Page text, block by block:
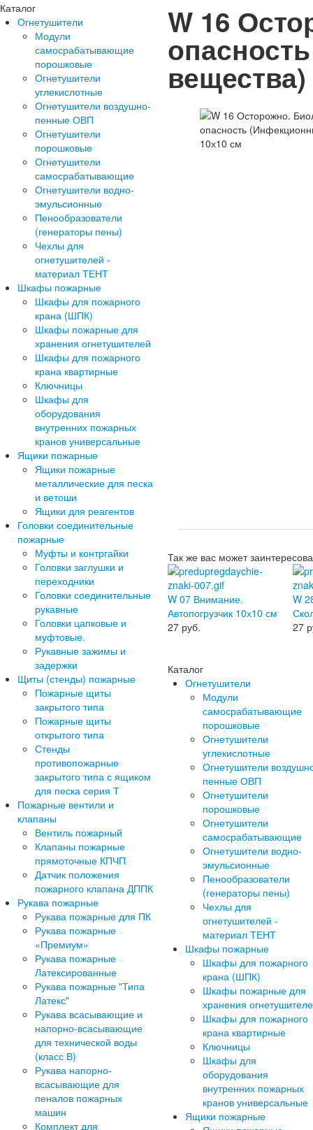
Каталог
Огнетушители
Модули
самосрабатывающие
порошковые
Огнетушители
углекислотные
Огнетушители воздушно-
пенные ОВП
Огнетушители
порошковые
Огнетушители
самосрабатывающие
Огнетушители водно-
эмульсионные
Пенообразователи
(генераторы пены)
Чехлы для
огнетушителей -
материал ТЕНТ
Шкафы пожарные
Шкафы для пожарного
крана (ШПК)
Шкафы пожарные для
хранения огнетушителей
Шкафы для пожарного
крана квартирные
Ключницы
Шкафы для
оборудования
внутренних пожарных
кранов универсальные
Ящики пожарные
Ящики пожарные
металлические для песка
и ветоши
Ящики для реагентов
Головки соединительные
пожарные
Муфты и контргайки
Головки заглушки и
переходники
Головки соединительные
рукавные
Головки цапковые и
муфтовые.
Рукавные зажимы и
задержки
Щиты (стенды) пожарные
Пожарные щиты
закрытого типа
Пожарные щиты
открытого типа
Стенды
противопожарные
закрытого типа с ящиком
для песка серия Т
Пожарные вентили и
клапаны
Вентиль пожарный
Клапаны пожарные
прямоточные КПЧП
Датчик положения
пожарного клапана ДППК
Рукава пожарные
Рукава пожарные для ПК
Рукава пожарные
«Премиум»
Рукава пожарные
Латексированные
Рукава пожарные "Типа
Латекс"
Рукава всасывающие и
напорно-всасывающие
для технической воды
(класс В)
Рукава напорно-
всасывающие для
пеналов пожарных
машин
Комплект для
W 16
Так же вас может
W 07 Внимание.
Автопогрузчик 10х10 см
27 руб.
W
27
Каталог
Огнетушители
Модули
самосрабатывающие
порошковые
Огнетушители
углекислотные
Огнетушители
пенные ОВП
Огнетушители
порошковые
Огнетушители
самосрабатывающие
Огнетушители водно-
эмульсионные
Пенообразователи
(генераторы пены)
Чехлы для
огнетушителей -
материал ТЕНТ
Шкафы пожарные
Шкафы для пожарного
крана (ШПК)
Шкафы пожарные для
хранения
Шкафы для пожарного
крана квартирные
Ключницы
Шкафы для
оборудования
внутренних пожарных
кранов универсальные
Ящики пожарные